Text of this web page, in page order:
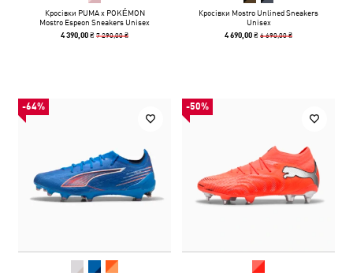
Кросівки PUMA x POKÉMON
Mostro Espeon Sneakers Unisex
4 390,00 ₴7 290,00 ₴
Кросівки Mostro Unlined Sneakers
Unisex
4 690,00 ₴6 690,00 ₴
-64% -50%